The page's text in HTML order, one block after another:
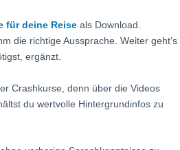
für deine Reiseals Download.
die richtige Aussprache. Weiter geht’s
ergänzt.
Crashkurse, denn über die Videos
du wertvolle Hintergrundinfos zu